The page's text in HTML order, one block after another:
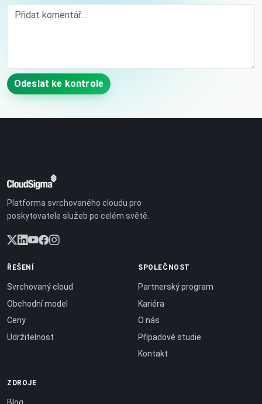
Comment
Odeslat ke kontrole
Platforma svrchovaného cloudu pro
poskytovatele služeb po celém světě.
ŘEŠENÍ
Svrchovaný cloud
Obchodní model
Ceny
Udržitelnost
SPOLEČNOST
Partnerský program
Kariéra
O nás
Případové studie
Kontakt
ZDROJE